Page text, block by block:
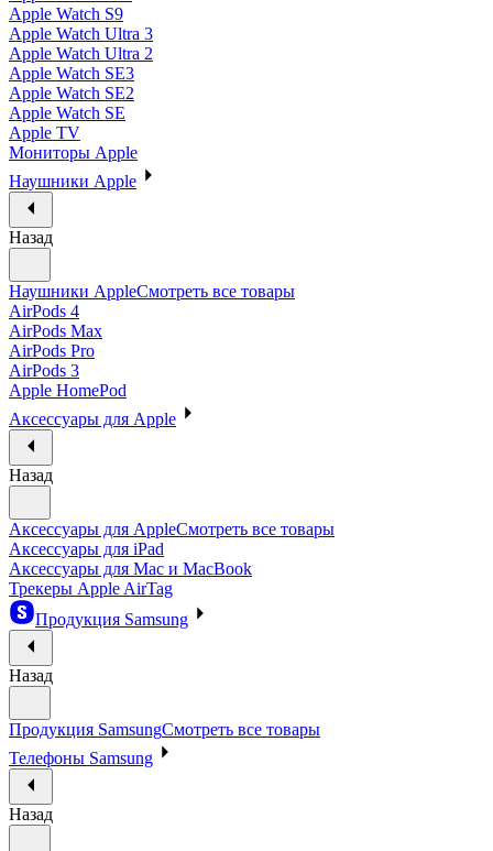
Apple Watch S9
Apple Watch Ultra 3
Apple Watch Ultra 2
Apple Watch SE3
Apple Watch SE2
Apple Watch SE
Apple TV
Мониторы Apple
Наушники Apple
Назад
Наушники AppleСмотреть все товары
AirPods 4
AirPods Max
AirPods Pro
AirPods 3
Apple HomePod
Аксессуары для Apple
Назад
Аксессуары для AppleСмотреть все товары
Аксессуары для iPad
Аксессуары для Mac и MacBook
Трекеры Apple AirTag
Продукция Samsung
Назад
Продукция SamsungСмотреть все товары
Телефоны Samsung
Назад